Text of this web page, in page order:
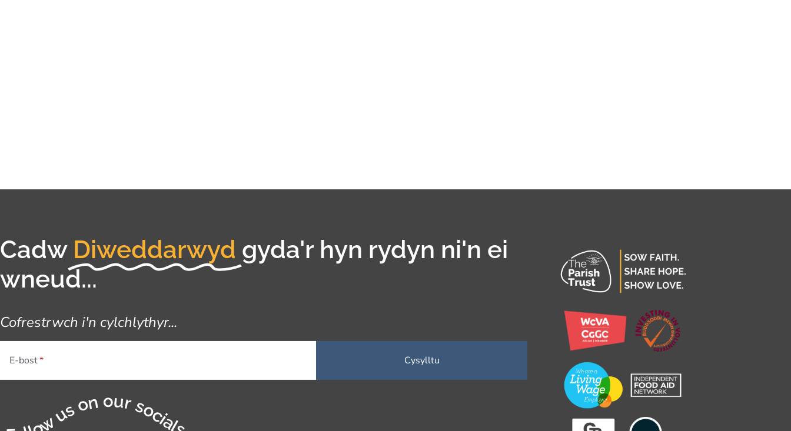
Cadw Diweddarwyd gyda'r hyn rydyn ni'n ei
wneud...
Cofrestrwch i'n cylchlythyr...
E-bost
Follow us on our socials...